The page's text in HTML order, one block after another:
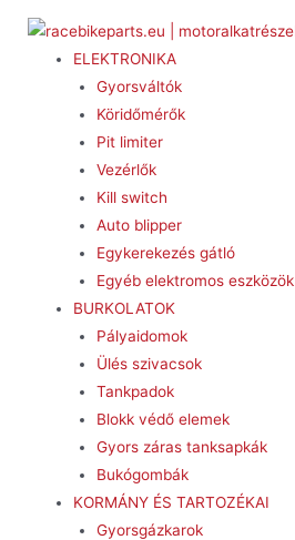
ELEKTRONIKA
Gyorsváltók
Köridőmérők
Pit limiter
Vezérlők
Kill switch
Auto blipper
Egykerekezés gátló
Egyéb elektromos eszközök
BURKOLATOK
Pályaidomok
Ülés szivacsok
Tankpadok
Blokk védő elemek
Gyors záras tanksapkák
Bukógombák
KORMÁNY ÉS TARTOZÉKAI
Gyorsgázkarok